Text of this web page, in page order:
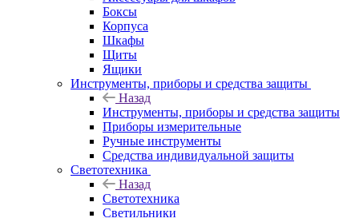
Боксы
Корпуса
Шкафы
Щиты
Ящики
Инструменты, приборы и средства защиты
Назад
Инструменты, приборы и средства защиты
Приборы измерительные
Ручные инструменты
Средства индивидуальной защиты
Светотехника
Назад
Светотехника
Светильники